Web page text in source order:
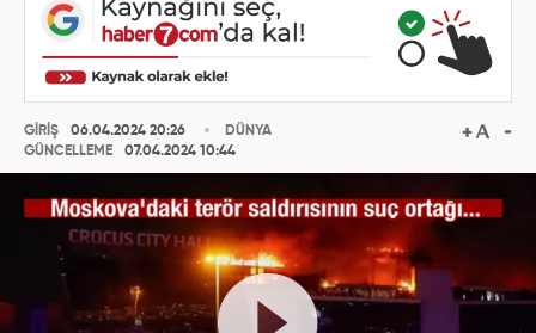
GİRİŞ
06.04.2024 20:26
GÜNCELLEME
07.04.2024 10:44
DÜNYA